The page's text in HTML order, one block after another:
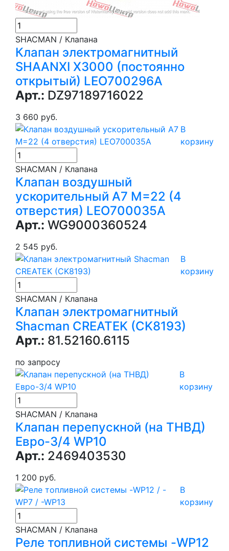
SHACMAN / Клапана
Клапан электромагнитный
SHAANXI X3000 (постоянно
открытый) LEO700296A
Арт.: DZ97189716022
3 660 руб.
В
корзину
SHACMAN / Клапана
Клапан воздушный
ускорительный А7 M=22 (4
отверстия) LEO700035A
Арт.: WG9000360524
2 545 руб.
В
корзину
SHACMAN / Клапана
Клапан электромагнитный
Shacman CREATEK (CK8193)
Арт.: 81.52160.6115
по запросу
В
корзину
SHACMAN / Клапана
Клапан перепускной (на ТНВД)
Евро-3/4 WP10
Арт.: 2469403530
1 200 руб.
В
корзину
SHACMAN / Клапана
Реле топливной системы -WP12